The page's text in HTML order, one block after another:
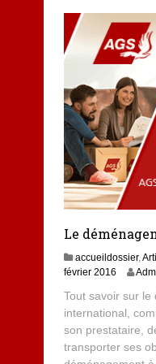
Le
accueildossier,
février 20161
o
c
t
o
Tout savoir sur le
international,
son prestataire,
transporter ses